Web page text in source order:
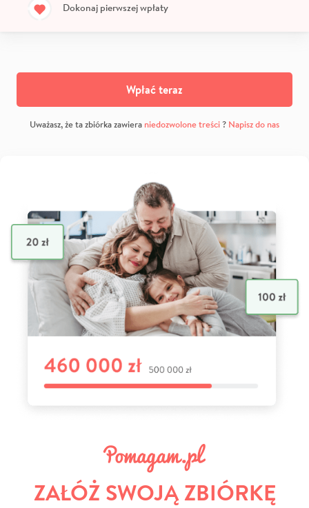
Dokonaj pierwszej wpłaty
Wpłać teraz
Uważasz, że ta zbiórka zawiera niedozwolone treści? Napisz do nas
ZAŁÓŻ SWOJĄ ZBIÓRKĘ